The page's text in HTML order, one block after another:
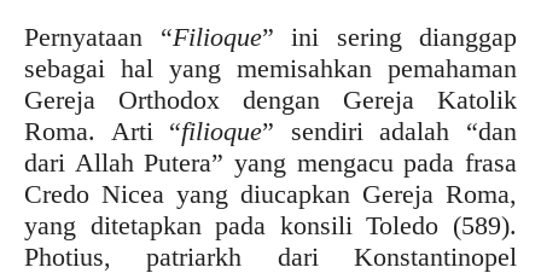
Pernyataan “Filioque” ini sering dianggap
sebagai hal yang memisahkan pemahaman
Gereja Orthodox dengan Gereja Katolik
Roma. Arti “filioque” sendiri adalah “dan
dari Allah Putera” yang mengacu pada frasa
Credo Nicea yang diucapkan Gereja Roma,
yang ditetapkan pada konsili Toledo (589).
Photius, patriarkh dari Konstantinopel